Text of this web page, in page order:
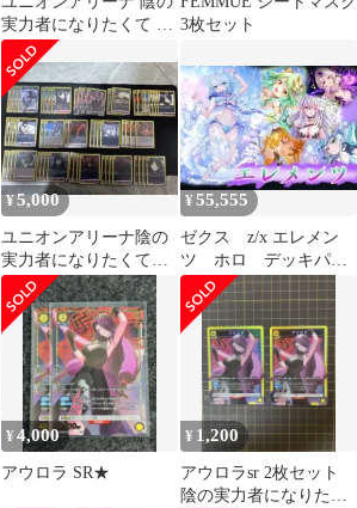
実力者になりたくて ア
ウロラ SR
3枚セット
¥5,000
ユニオンアリーナ陰の
実力者になりたくて！
クレア•カゲノー アウ
ロラ
¥55,555
ゼクス z/x エレメン
ツ ホロ デッキパー
ツまとめセット
¥4,000
アウロラ SR★
¥ 1,200
アウロラsr 2枚セット
陰の実力者になりたく